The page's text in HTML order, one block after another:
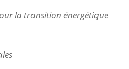
la transition énergétique